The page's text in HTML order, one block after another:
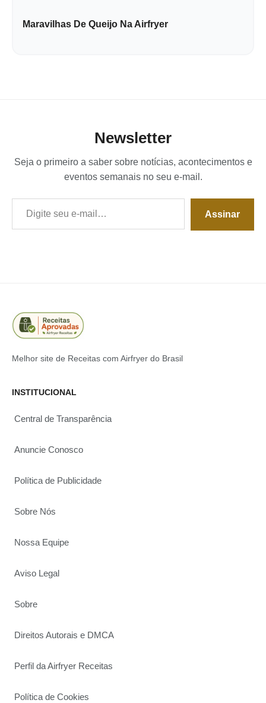
Maravilhas De Queijo Na Airfryer
Newsletter
Seja o primeiro a saber sobre notícias, acontecimentos e
eventos semanais no seu e-mail.
Digite seu e-mail…
Assinar
Melhor site de Receitas com Airfryer do Brasil
INSTITUCIONAL
Central de Transparência
Anuncie Conosco
Política de Publicidade
Sobre Nós
Nossa Equipe
Aviso Legal
Sobre
Direitos Autorais e DMCA
Perfil da Airfryer Receitas
Política de Cookies